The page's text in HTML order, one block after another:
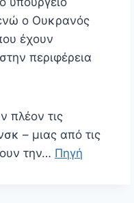
ο Oυκρανός
έχουν
περιφέρεια
πλέον τις
– μιας από τις
την… Πηγή